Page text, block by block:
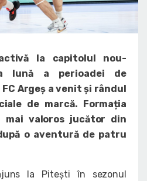
la capitolul nou-
lună a perioadei de
Argeș a venit și rândul
de marcă. Formația
mai valoros jucător din
o aventură de patru
la Pitești în sezonul